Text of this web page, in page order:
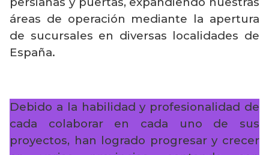
áreas de operación mediante la apertura
de sucursales en diversas localidades de
España.
Debido a la habilidad y profesionalidad de
cada colaborar en cada uno de sus
proyectos, han logrado progresar y crecer